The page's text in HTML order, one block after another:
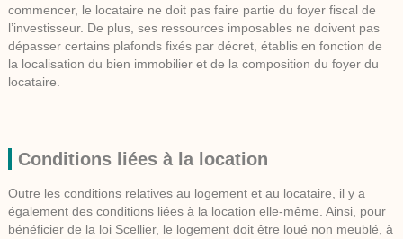
commencer, le locataire ne doit pas faire partie du foyer fiscal de
l’investisseur. De plus, ses ressources imposables ne doivent pas
dépasser certains plafonds fixés par décret, établis en fonction de
la localisation du bien immobilier et de la composition du foyer du
locataire.
Conditions liées à la location
Outre les conditions relatives au logement et au locataire, il y a
également des conditions liées à la location elle-même. Ainsi, pour
bénéficier de la loi Scellier, le logement doit être loué non meublé, à